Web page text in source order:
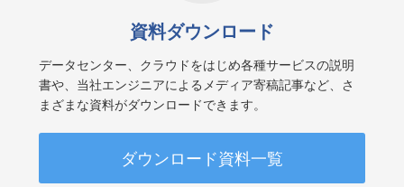
資料ダウンロード
データセンター、クラウドをはじめ各種サービスの説明
書や、当社エンジニアによるメディア寄稿記事など、さ
まざまな資料がダウンロードできます。
ダウンロード資料一覧